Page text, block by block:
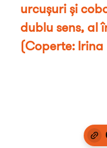
urcușuri și
dublu sens, al
(Coperte: Irina